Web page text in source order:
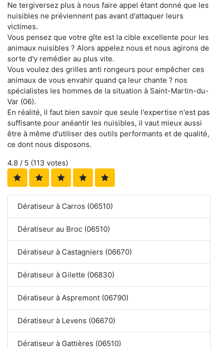
Ne tergiversez plus à nous faire appel étant donné que les
nuisibles ne préviennent pas avant d'attaquer leurs
victimes.
Vous pensez que votre gîte est la cible excellente pour les
animaux nuisibles ? Alors appelez nous et nous agirons de
sorte d'y remédier au plus vite.
Vous voulez des grilles anti rongeurs pour empêcher ces
animaux de vous envahir quand ça leur chante ? nos
spécialistes les hommes de la situation à Saint-Martin-du-
Var (06).
En réalité, il faut bien savoir que seule l'expertise n'est pas
suffisante pour anéantir les nuisibles, il vaut mieux aussi
être à même d'utiliser des outils performants et de qualité,
ce dont nous disposons.
4.8 / 5 (113 votes)
Dératiseur à Carros (06510)
Dératiseur au Broc (06510)
Dératiseur à Castagniers (06670)
Dératiseur à Gilette (06830)
Dératiseur à Aspremont (06790)
Dératiseur à Levens (06670)
Dératiseur à Gattières (06510)